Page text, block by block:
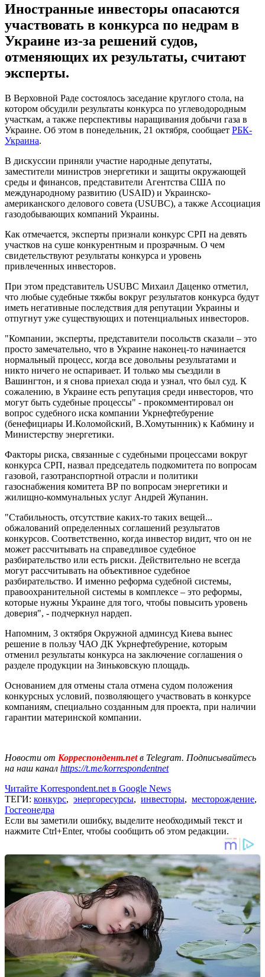
Иностранные инвесторы опасаются
участвовать в конкурса по недрам в
Украине из-за решений судов,
отменяющих их результаты, считают
эксперты.
В Верховной Раде состоялось заседание круглого стола, на
котором обсудили результаты конкурса по углеводородным
участкам, а также перспективы наращивания добычи газа в
Украине. Об этом в понедельник, 21 октября, сообщает РБК-
Украина.
В дискуссии приняли участие народные депутаты,
заместители министров энергетики и защиты окружающей
среды и финансов, представители Агентства США по
международному развитию (USAID) и Украинско-
американского делового совета (USUBC), а также Ассоциация
газодобывающих компаний Украины.
Как отмечается, эксперты признали конкурс СРП на девять
участков на суше конкурентным и прозрачным. О чем
свидетельствуют результаты конкурса и уровень
привлеченных инвесторов.
При этом представитель USUBC Михаил Даценко отметил,
что любые судебные тяжбы вокруг результатов конкурса будут
иметь негативные последствия для репутации Украины и
отпугнут уже существующих и потенциальных инвесторов.
"Компании, эксперты, представители посольств сказали – это
просто замечательно, что в Украине наконец-то начинается
нормальный процесс, когда все довольны результатами и
никто ничего не оспаривает. И только мы съездили в
Вашингтон, и я снова приехал сюда и узнал, что был суд. К
сожалению, в Украине есть репутация среди инвесторов, что
могут быть судебные процессы" - прокомментировал он
вопрос судебного иска компании Укрнефтебурение
(бенефициары И.Коломойский, В.Хомутынник) к Кабмину и
Министерству энергетики.
Факторы риска, связанные с судебными процессами вокруг
конкурса СРП, назвал председатель подкомитета по вопросам
газовой, газотранспортной отрасли и политики
газоснабжения комитета ВР по вопросам энергетики и
жилищно-коммунальных услуг Андрей Жупанин.
"Стабильность, отсутствие каких-то таких вещей...
обжалований определенных соглашений результатов
конкурсов. Соответственно, когда инвестор видит, что он не
может рассчитывать на справедливое судебное
разбирательство или есть риски. Действительно не всегда
могут рассчитывать на объективное судебное
разбирательство. И именно реформа судебной системы,
правоохранительной системы в комплексе – это реформы,
которые нужны Украине для того, чтобы повысить уровень
доверия", - подчеркнул нардеп.
Напомним, 3 октября Окружной админсуд Киева вынес
решение в пользу ЧАО ДК Укрнефтебурение, которым
отменил результаты конкурса на заключение соглашения о
разделе продукции на Зиньковскую площадь.
Основанием для отмены стала отмена судом положения
конкурсных условий, позволяющего участвовать в конкурсе
компаниям, специально созданным для проекта, при наличии
гарантии материнской компании.
Новости от Корреспондент.netв Telegram. Подписывайтесь
на наш канал https://t.me/korrespondentnet
Читайте Korrespondent.net в Google News
ТЕГИ: конкурс, энергоресурсы, инвесторы, месторождение,
Госгеонедра
Если вы заметили ошибку, выделите необходимый текст и
нажмите Ctrl+Enter, чтобы сообщить об этом редакции.